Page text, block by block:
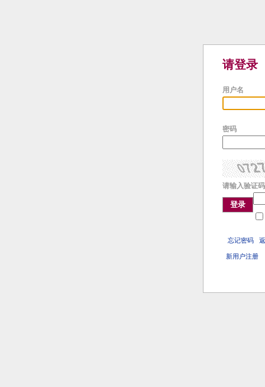
请登录
用户名
密码
请输入验证
登录
忘记密码
新用户注册